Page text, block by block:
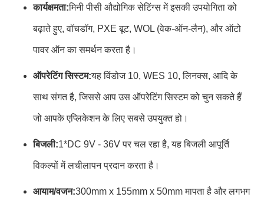
कार्यक्षमता:मिनी पीसी औद्योगिक सेटिंग्स में इसकी उपयोगिता को
बढ़ाते हुए, वॉचडॉग, PXE बूट, WOL (वेक-ऑन-लैन), और ऑटो
पावर ऑन का समर्थन करता है।
ऑपरेटिंग सिस्टम:यह विंडोज 10, WES 10, लिनक्स, आदि के
साथ संगत है, जिससे आप उस ऑपरेटिंग सिस्टम को चुन सकते हैं
जो आपके एप्लिकेशन के लिए सबसे उपयुक्त हो।
बिजली:1*DC 9V - 36V पर चल रहा है, यह बिजली आपूर्ति
विकल्पों में लचीलापन प्रदान करता है।
आयाम/वजन:300mm x 155mm x 50mm मापता है और लगभग